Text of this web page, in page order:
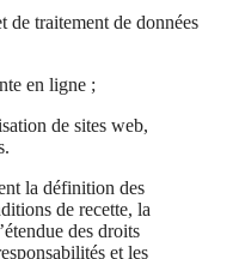
de traitement de données
en ligne ;
de sites web,
la définition des
de recette, la
des droits
et les